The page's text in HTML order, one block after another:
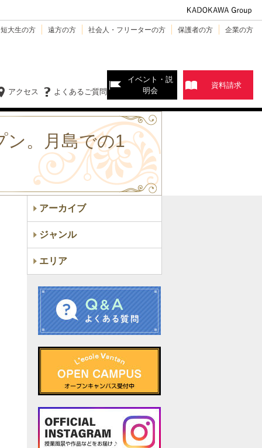
大生の方 遠方の方 社会人・フリーターの方 保護者の方 企業の方
よくあるご質問
アクセス
イベント・説
明会
資料請求
ン。月島での1
アーカイブ
ジャンル
エリア